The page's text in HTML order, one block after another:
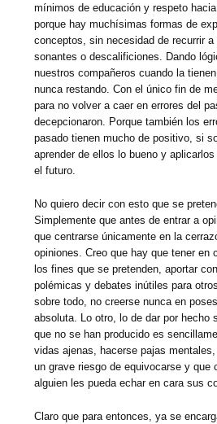
mínimos de educación y respeto
porque hay muchísimas formas de
conceptos, sin necesidad de recurrir
sonantes o descalificiones. Dando
nuestros compañeros cuando la
nunca restando. Con el único fin de
para no volver a caer en errores del
decepcionaron. Porque también los
pasado tienen mucho de positivo, si
aprender de ellos lo bueno y
el futuro.
No quiero decir con esto que se
Simplemente que antes de entrar a
que centrarse únicamente en la
opiniones. Creo que hay que tener en
los fines que se pretenden, aportar
polémicas y debates inútiles para
sobre todo, no creerse nunca en
absoluta. Lo otro, lo de dar por hecho
que no se han producido es
vidas ajenas, hacerse pajas
un grave riesgo de equivocarse y que
alguien les pueda echar en cara sus
Claro que para entonces, ya se